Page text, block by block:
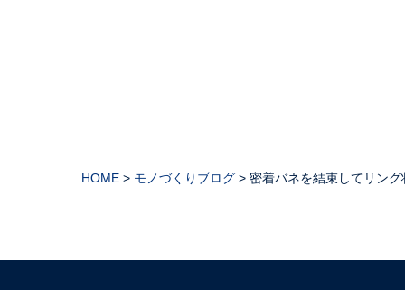
HOME > モノづくりブログ > 密着バネを結束してリン